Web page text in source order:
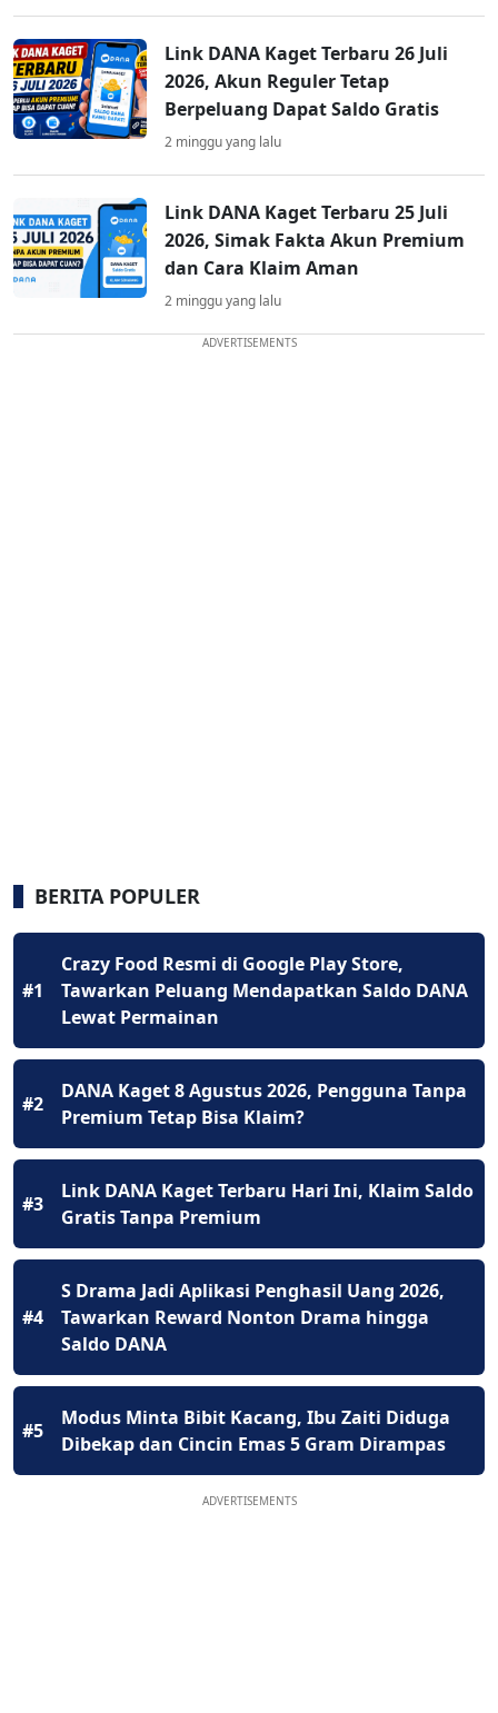
Link DANA Kaget Terbaru 26 Juli
2026, Akun Reguler Tetap
Berpeluang Dapat Saldo Gratis
2 minggu yang lalu
Link DANA Kaget Terbaru 25 Juli
2026, Simak Fakta Akun Premium
dan Cara Klaim Aman
2 minggu yang lalu
ADVERTISEMENTS
BERITA POPULER
#1
Crazy Food Resmi di Google Play Store,
Tawarkan Peluang Mendapatkan Saldo DANA
Lewat Permainan
#2
DANA Kaget 8 Agustus 2026, Pengguna Tanpa
Premium Tetap Bisa Klaim?
#3
Link DANA Kaget Terbaru Hari Ini, Klaim Saldo
Gratis Tanpa Premium
#4
S Drama Jadi Aplikasi Penghasil Uang 2026,
Tawarkan Reward Nonton Drama hingga
Saldo DANA
#5
Modus Minta Bibit Kacang, Ibu Zaiti Diduga
Dibekap dan Cincin Emas 5 Gram Dirampas
ADVERTISEMENTS